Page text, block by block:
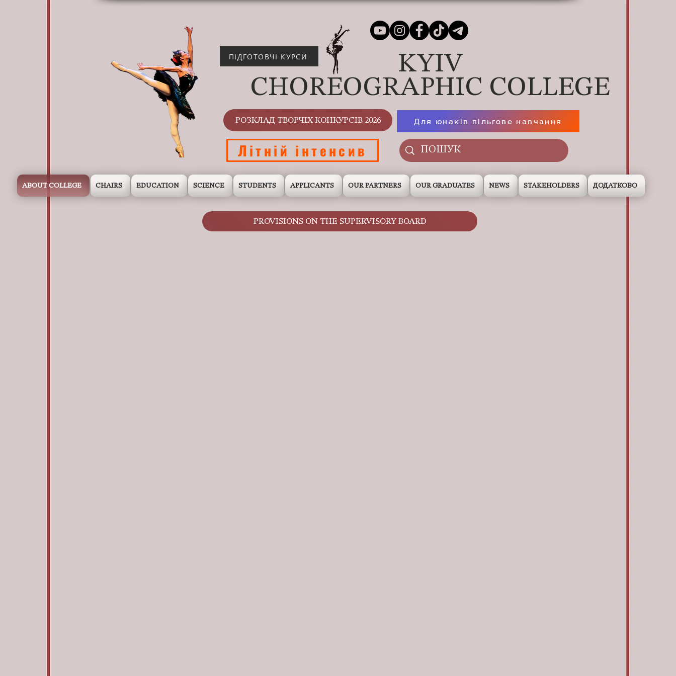
KYIV
CHOREOGRAPHIC COLLEGE
ПІДГОТОВЧІ КУРСИ
Для юнаків пільгове навчання
РОЗКЛАД ТВОРЧІХ КОНКУРСІВ 2026
Літній інтенсив
ABOUT COLLEGE CHAIRS EDUCATION SCIENCE STUDENTS APPLICANTS OUR PARTNERS OUR GRADUATES NEWS STAKEHOLDERS ДОДАТКОВО
PROVISIONS ON THE SUPERVISORY BOARD